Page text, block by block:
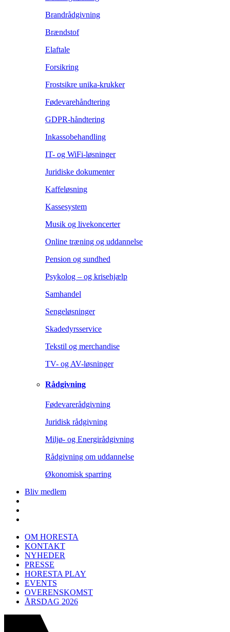
Brandrådgivning
Brændstof
Elaftale
Forsikring
Frostsikre unika-krukker
Fødevarehåndtering
GDPR-håndtering
Inkassobehandling
IT- og WiFi-løsninger
Juridiske dokumenter
Kaffeløsning
Kassesystem
Musik og livekoncerter
Online træning og uddannelse
Pension og sundhed
Psykolog – og krisehjælp
Samhandel
Sengeløsninger
Skadedyrsservice
Tekstil og merchandise
TV- og AV-løsninger
Rådgivning
Fødevarerådgivning
Juridisk rådgivning
Miljø- og Energirådgivning
Rådgivning om uddannelse
Økonomisk sparring
Bliv medlem
OM HORESTA
KONTAKT
NYHEDER
PRESSE
HORESTA PLAY
EVENTS
OVERENSKOMST
ÅRSDAG 2026